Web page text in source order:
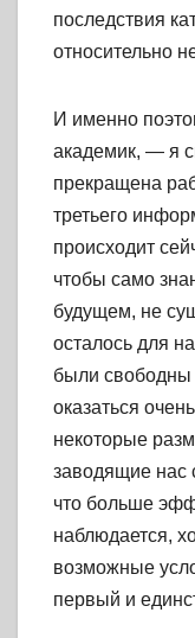
последствия
относительно
И именно
академик, — я
прекращена
третьего
происходит
чтобы само
будущем, не
осталось для
были свободны
оказаться
некоторые
заводящие нас
что больше
наблюдается,
возможные
первый и